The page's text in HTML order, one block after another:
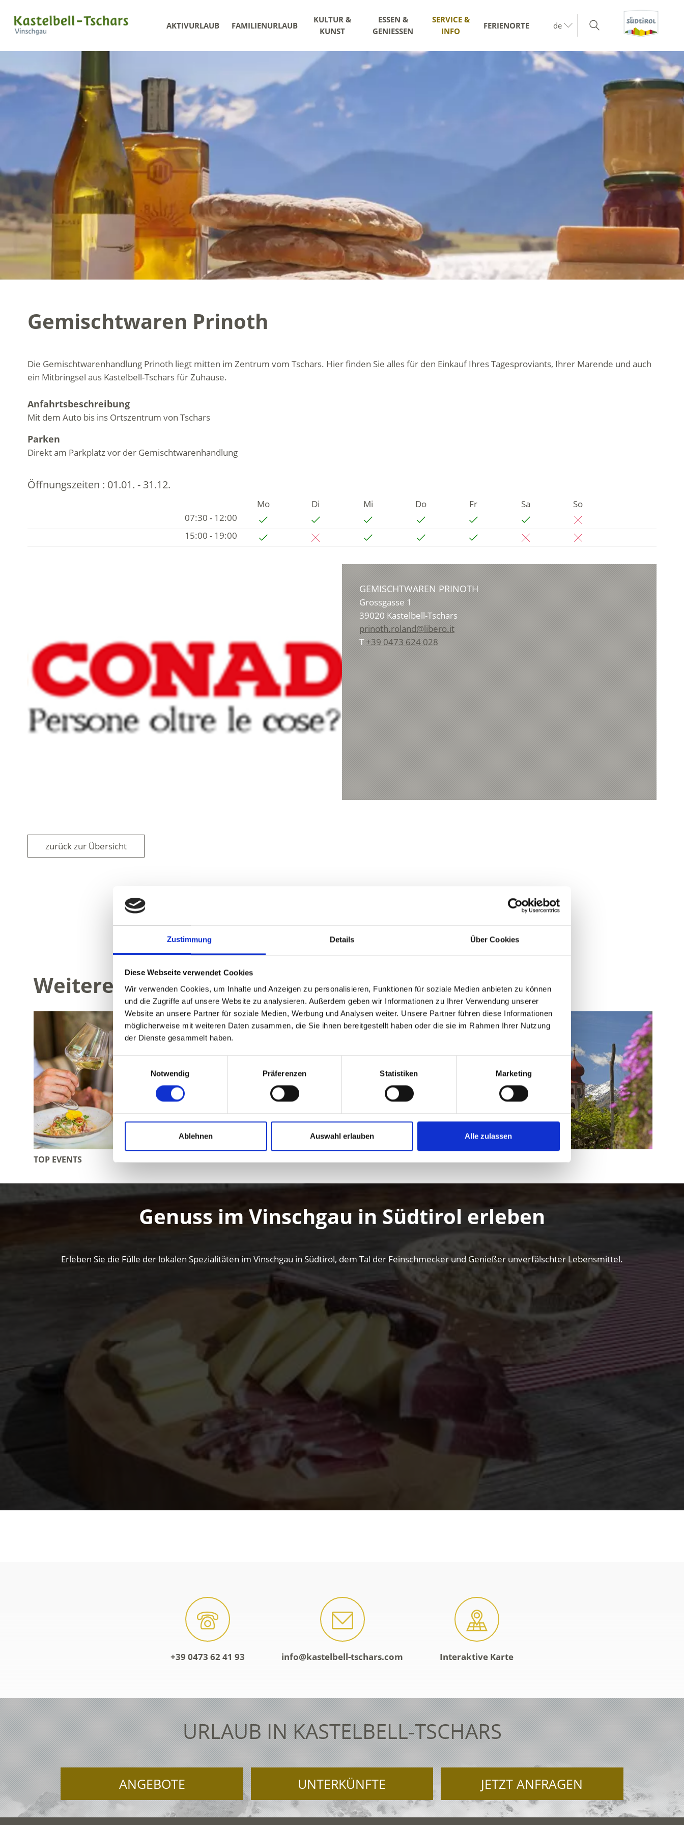
Zustimmung Details Über Cookies
Diese Webseite verwendet Cookies
Wir verwenden Cookies, um Inhalte und Anzeigen zu personalisieren, Funktionen für soziale Medien anbieten zu können
und die Zugriffe auf unsere Website zu analysieren. Außerdem geben wir Informationen zu Ihrer Verwendung unserer
Website an unsere Partner für soziale Medien, Werbung und Analysen weiter. Unsere Partner führen diese Informationen
möglicherweise mit weiteren Daten zusammen, die Sie ihnen bereitgestellt haben oder die sie im Rahmen Ihrer Nutzung
der Dienste gesammelt haben.
Einwilligungsauswahl
Notwendig
Präferenzen Statistiken Marketing
Ablehnen Auswahl erlauben Alle zulassen
AKTIVURLAUB FAMILIENURLAUB
KULTUR &
KUNST
ESSEN &
GENIESSEN
SERVICE &
INFO
FERIENORTE de
Gemischtwaren Prinoth
Die Gemischtwarenhandlung Prinoth liegt mitten im Zentrum vom Tschars. Hier finden Sie alles für den Einkauf Ihres Tagesproviants, Ihrer Marende und auch
ein Mitbringsel aus Kastelbell-Tschars für Zuhause.
Anfahrtsbeschreibung
Mit dem Auto bis ins Ortszentrum von Tschars
Parken
Direkt am Parkplatz vor der Gemischtwarenhandlung
Öffnungszeiten : 01.01. - 31.12.
Mo Di Mi Do Fr Sa
So
07:30 - 12:00
15:00 - 19:00
GEMISCHTWAREN PRINOTH
Grossgasse 1
39020 Kastelbell-Tschars
prinoth.roland@libero.it
T+39 0473 624 028
zurück zur Übersicht
WAR DER INHALT FÜR SIE HILFREICH? Ja Nein
Weitere interessante Links
TOP EVENTS ALLE VERANSTALTUNGEN WANDERN & BERGTOUREN WETTER
Genuss im Vinschgau in Südtirol erleben
Erleben Sie die Fülle der lokalen Spezialitäten im Vinschgau in Südtirol, dem Tal der Feinschmecker und Genießer unverfälschter Lebensmittel.
+39 0473 62 41 93 info@kastelbell-tschars.com Interaktive Karte
URLAUB IN KASTELBELL-TSCHARS
ANGEBOTE UNTERKÜNFTE JETZT ANFRAGEN